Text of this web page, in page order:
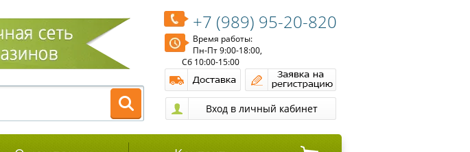
+7 (989) 95-20-820
Время работы:
Пн-Пт 9:00-18:00,
Сб 10:00-15:00